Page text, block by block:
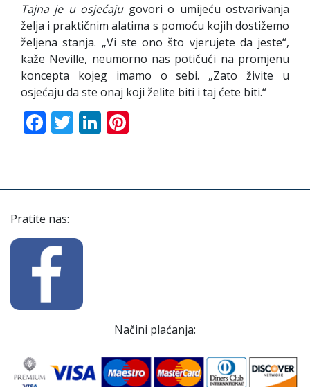
Tajna je u osjećajugovori o umijeću ostvarivanja
želja i praktičnim alatima s pomoću kojih dostižemo
željena stanja. „Vi ste ono što vjerujete da jeste“,
kaže Neville, neumorno nas potičući na promjenu
koncepta kojeg imamo o sebi. „Zato živite u
osjećaju da ste onaj koji želite biti i taj ćete biti.“
Facebook
TwitterLinkedIn
Pratite nas:
Načini plaćanja: